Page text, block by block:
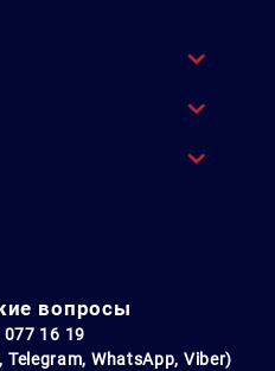
вопросы
16 19
WhatsApp, Viber)